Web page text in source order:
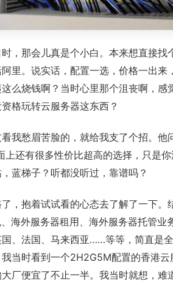
，那会儿真是个小白。本来想直接
里。说实话，配置一选，价格一出
么烧钱啊？当时心里那个沮丧啊，
格玩转云服务器这东西？
我愁眉苦脸的，就给我支了个招。
还有很多性价比超高的选择，只是
蓝梯子？听都没听过，靠谱吗？
，抱着试试看的心态去了解了一下
海外服务器租用、海外服务器托管业
、法国、马来西亚……等等，简直是
当时看到一个2H2G5M配置的香港
厂便宜了不止一半。我当时就想，难